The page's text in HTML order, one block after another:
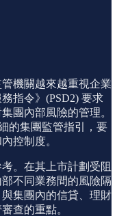
機關越來越重視企業
指令》(PSD2) 要求
團內部風險的管理。
的集團監管指引，要
控制度。
。在其上市計劃受阻
不同業務間的風險隔
集團內的信貸、理財
查的重點。